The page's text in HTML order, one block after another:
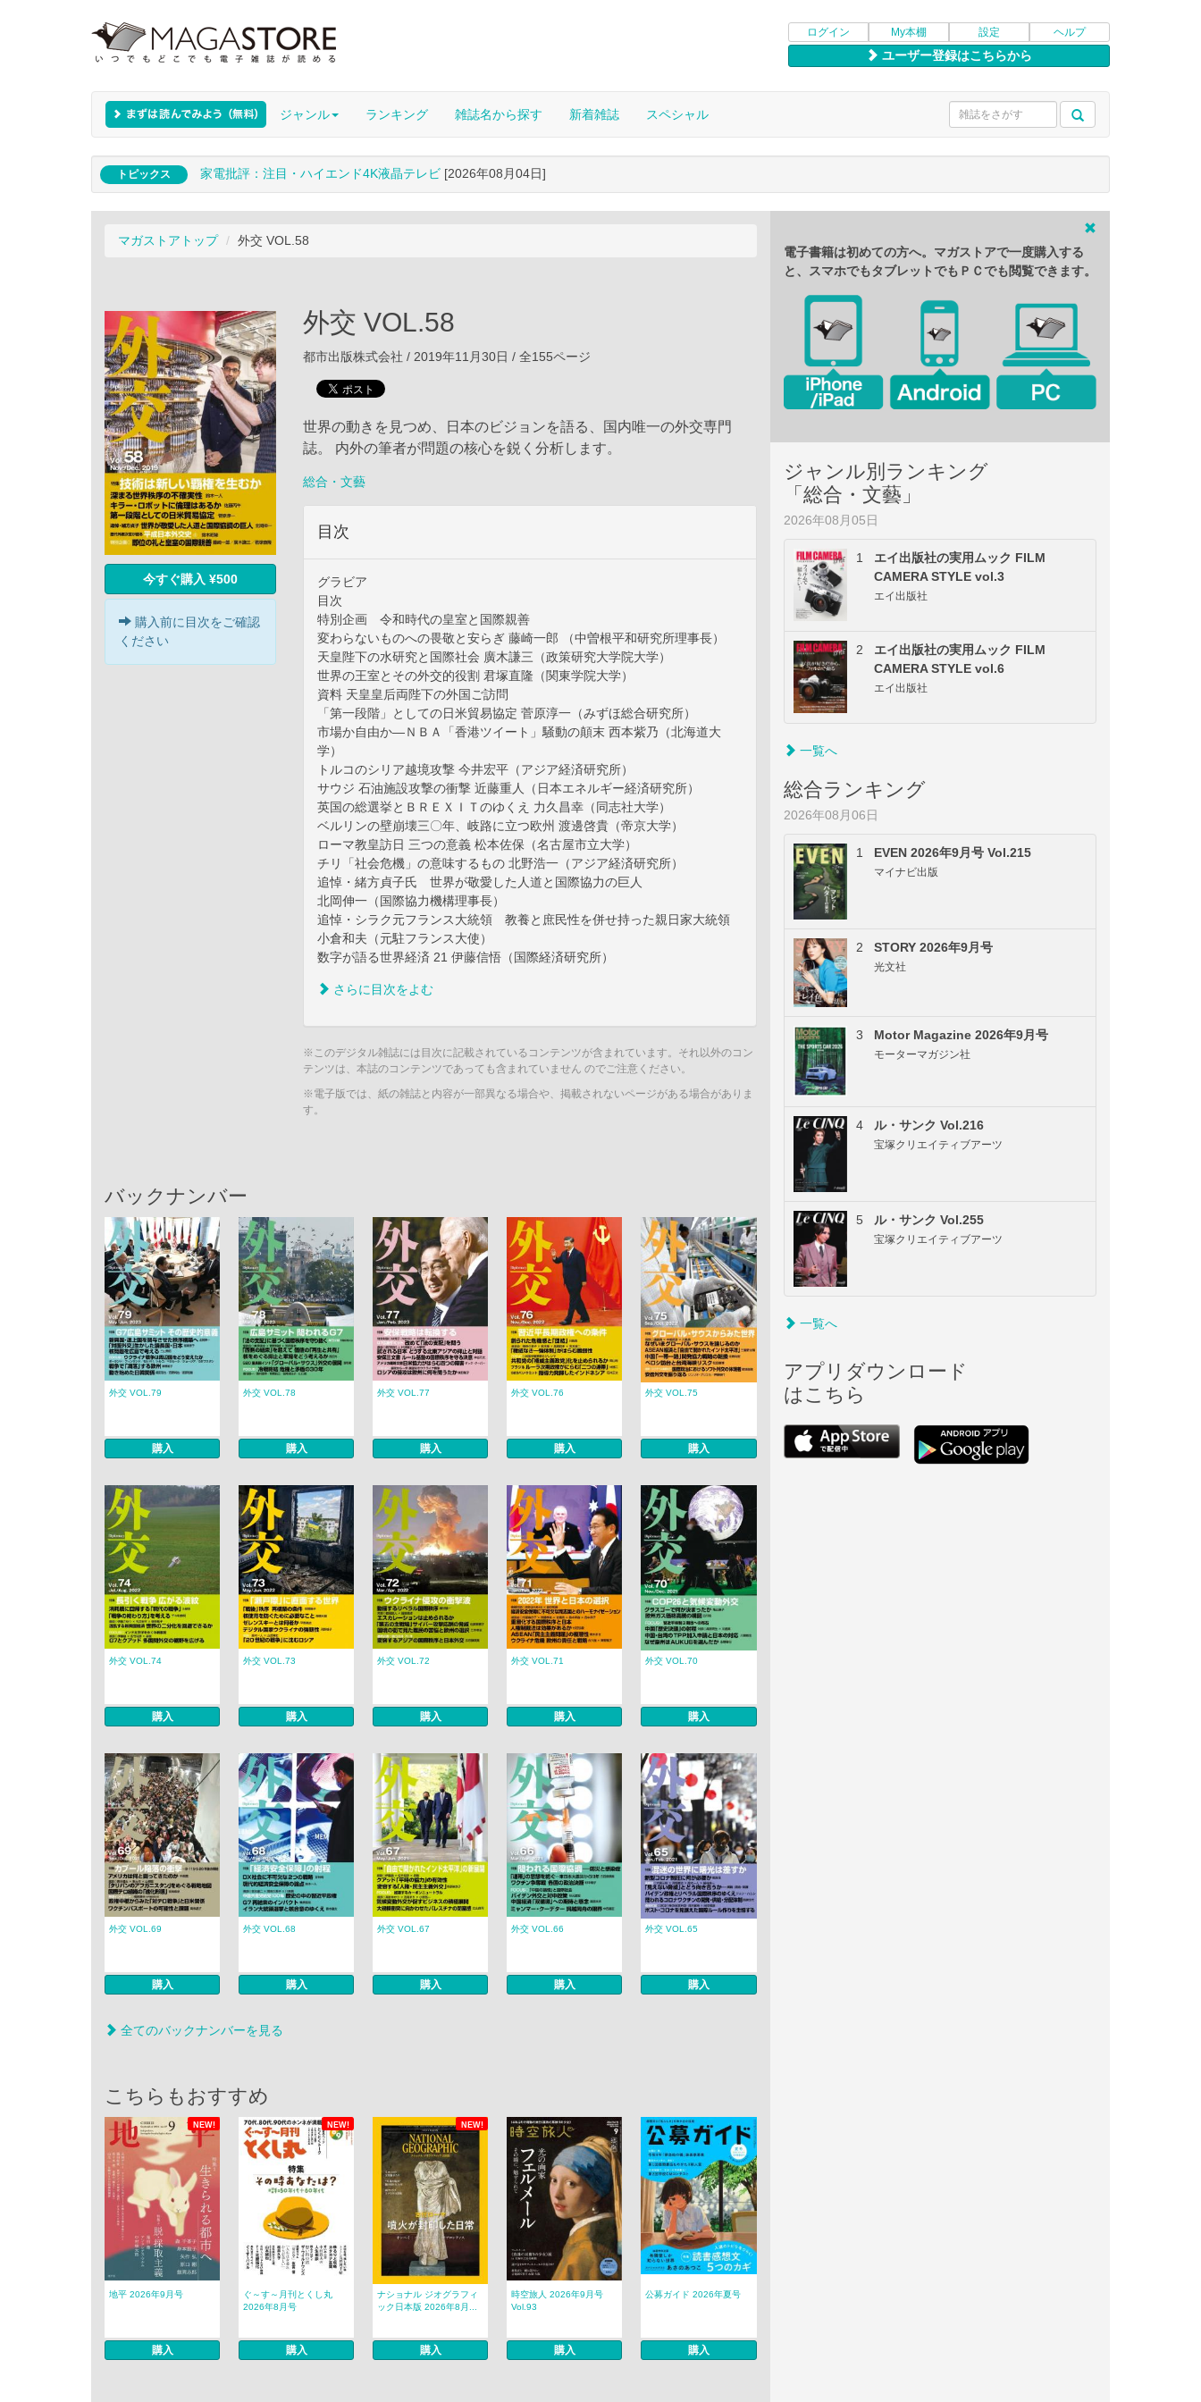
ログイン My本棚 設定 ヘルプ
ユーザー登録はこちらから
ジャンル ランキング 雑誌名から探す 新着雑誌 スペシャル
トピックス 家電批評：注目・ハイエンド4K液晶テレビ [2026年08月04日]
マガストアトップ 外交 VOL.58
今すぐ購入 ¥500
購入前に目次をご確認
ください
外交 VOL.58
都市出版株式会社 / 2019年11月30日 / 全155ページ
世界の動きを見つめ、日本のビジョンを語る、国内唯一の外交専門
誌。 内外の筆者が問題の核心を鋭く分析します。
総合・文藝
目次
グラビア
目次
特別企画 令和時代の皇室と国際親善
変わらないものへの畏敬と安らぎ 藤崎一郎 （中曽根平和研究所理事長）
天皇陛下の水研究と国際社会 廣木謙三（政策研究大学院大学）
世界の王室とその外交的役割 君塚直隆（関東学院大学）
資料 天皇皇后両陛下の外国ご訪問
「第一段階」としての日米貿易協定 菅原淳一（みずほ総合研究所）
市場か自由か―ＮＢＡ「香港ツイート」騒動の顛末 西本紫乃（北海道大
学）
トルコのシリア越境攻撃 今井宏平（アジア経済研究所）
サウジ 石油施設攻撃の衝撃 近藤重人（日本エネルギー経済研究所）
英国の総選挙とＢＲＥＸＩＴのゆくえ 力久昌幸（同志社大学）
ベルリンの壁崩壊三〇年、岐路に立つ欧州 渡邊啓貴（帝京大学）
ローマ教皇訪日 三つの意義 松本佐保（名古屋市立大学）
チリ「社会危機」の意味するもの 北野浩一（アジア経済研究所）
追悼・緒方貞子氏 世界が敬愛した人道と国際協力の巨人
北岡伸一（国際協力機構理事長）
追悼・シラク元フランス大統領 教養と庶民性を併せ持った親日家大統領
小倉和夫（元駐フランス大使）
数字が語る世界経済 21 伊藤信悟（国際経済研究所）
さらに目次をよむ
※このデジタル雑誌には目次に記載されているコンテンツが含まれています。それ以外のコン
テンツは、本誌のコンテンツであっても含まれていません のでご注意ください。
※電子版では、紙の雑誌と内容が一部異なる場合や、掲載されないページがある場合がありま
す。
バックナンバー
外交 VOL.79
購入
外交 VOL.78
購入
外交 VOL.77
購入
外交 VOL.76
購入
外交 VOL.75
購入
外交 VOL.74
購入
外交 VOL.73
購入
外交 VOL.72
購入
外交 VOL.71
購入
外交 VOL.70
購入
外交 VOL.69
購入
外交 VOL.68
購入
外交 VOL.67
購入
外交 VOL.66
購入
外交 VOL.65
購入
全てのバックナンバーを見る
こちらもおすすめ
NEW! NEW! NEW!
地平 2026年9月号
購入
ぐ～す～月刊とくし丸
2026年8月号
購入
ナショナル ジオグラフィ
ック日本版 2026年8月...
購入
時空旅人 2026年9月号
Vol.93
購入
公募ガイド 2026年夏号
購入
電子書籍は初めての方へ。マガストアで一度購入する
と、スマホでもタブレットでもＰＣでも閲覧できます。
ジャンル別ランキング
「総合・文藝」
2026年08月05日
1
エイ出版社の実用ムック FILM
CAMERA STYLE vol.3
エイ出版社
2
エイ出版社の実用ムック FILM
CAMERA STYLE vol.6
エイ出版社
一覧へ
総合ランキング
2026年08月06日
1 EVEN 2026年9月号 Vol.215
マイナビ出版
2 STORY 2026年9月号
光文社
3 Motor Magazine 2026年9月号
モーターマガジン社
4 ル・サンク Vol.216
宝塚クリエイティブアーツ
5 ル・サンク Vol.255
宝塚クリエイティブアーツ
一覧へ
アプリダウンロード
はこちら